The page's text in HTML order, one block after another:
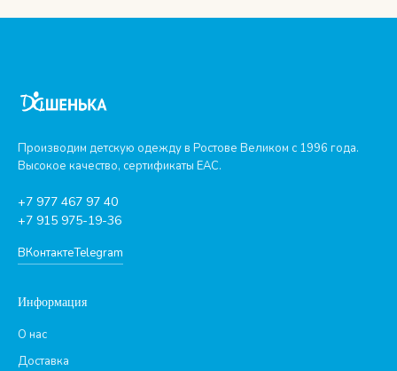
Производим детскую одежду в Ростове Великом с 1996 года.
Высокое качество, сертификаты ЕАС.
+7 977 467 97 40
+7 915 975-19-36
ВКонтактеTelegram
Информация
О нас
Доставка